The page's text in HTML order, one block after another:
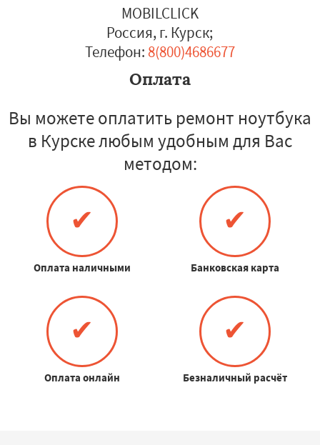
MOBILCLICK
Россия, г. Курск;
Телефон: 8(800)4686677
Оплата
Вы можете оплатить ремонт ноутбука
в Курске любым удобным для Вас
методом:
✔
Оплата наличными
✔
Банковская карта
✔
Оплата онлайн
✔
Безналичный расчёт